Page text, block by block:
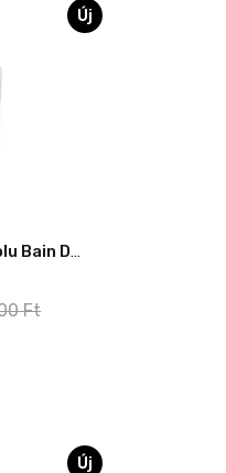
Új
Kérastase Gloss Absolu Bain DOYPACK 500 ml
Ft
Új